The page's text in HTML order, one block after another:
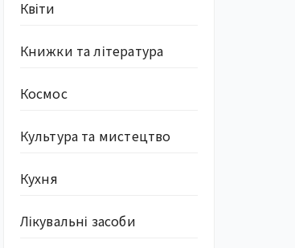
Квіти
Книжки та література
Космос
Культура та мистецтво
Кухня
Лікувальні засоби